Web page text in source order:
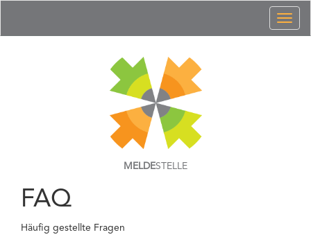
MELDESTELLE
FAQ
Häufig gestellte Fragen